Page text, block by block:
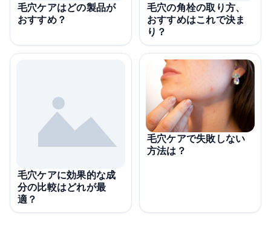
毛穴ケアはどの製品が
おすすめ？
毛穴の角栓の取り方、
おすすめはこれで決ま
り？
毛穴ケアに効果的な成
分の比較はどれが最
適？
毛穴ケアで失敗しない
方法は？